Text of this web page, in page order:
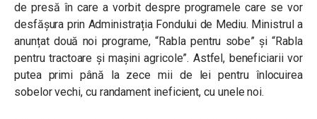
de presă în care a vorbit despre programele care se vor
desfășura prin Administrația Fondului de Mediu. Ministrul a
anunțat două noi programe, “Rabla pentru sobe” și “Rabla
pentru tractoare şi maşini agricole”. Astfel, beneficiarii vor
putea primi până la zece mii de lei pentru înlocuirea
sobelor vechi, cu randament ineficient, cu unele noi.